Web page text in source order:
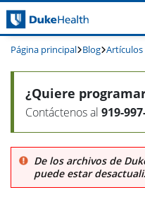
Saltar navegación
Página principal Blog
De los archivos de
puede estar
¿Quiere
Contáctenos al 919-